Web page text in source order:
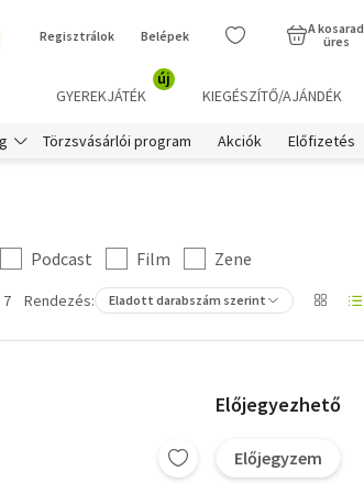
Regisztrálok Belépek
A kosarad
üres
GYEREKJÁTÉK
új
KIEGÉSZÍTŐ/AJÁNDÉK
Törzsvásárlói program Akciók Előfizetés
Podcast Film
Zene
7 Rendezés: Eladott darabszám szerint
Előjegyezhető
Előjegyzem